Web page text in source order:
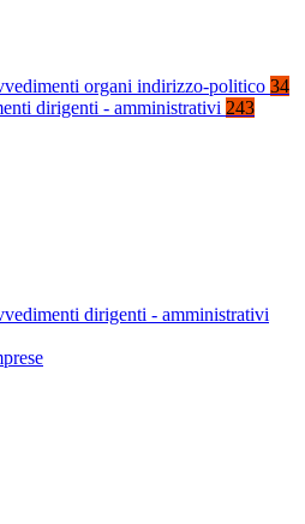
organi indirizzo-politico 34
dirigenti - amministrativi 243
dirigenti - amministrativi